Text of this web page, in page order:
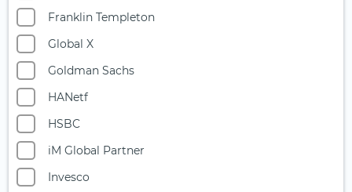
Infrastruktur
Innovative Technologien (1)
Islam
Klimawandel
Konsum
Kreislaufwirtschaft
Kryptowährungen
Franklin Templeton
Global X
Goldman Sachs
HANetf
HSBC
iM Global Partner
Invesco